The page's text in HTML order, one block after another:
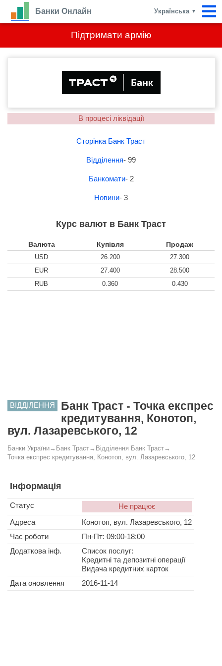
Підтримати армію
Банки Онлайн Українська ▼
В процесі ліквідації
Сторінка Банк Траст
Відділення- 99
Банкомати- 2
Новини- 3
Курс валют в Банк Траст
Валюта Купівля Продаж
USD 26.200
27.300
EUR
27.400
28.500
RUB
0.360 0.430
ВІДДІЛЕННЯ
Банк Траст - Точка експрес
кредитування, Конотоп,
вул. Лазаревського, 12
Банки України→ Банк Траст→ Відділення Банк Траст→
Точка експрес кредитування, Конотоп, вул. Лазаревського, 12
Інформація
Статус
Не працює
Адреса
Конотоп, вул. Лазаревського, 12
Час роботи
Пн-Пт: 09:00-18:00
Додаткова інф.
Список послуг:
Кредитні та депозитні операції
Видача кредитних карток
Дата оновлення
2016-11-14